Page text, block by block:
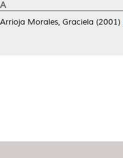
A
Arrioja Morales, Graciela (2001)